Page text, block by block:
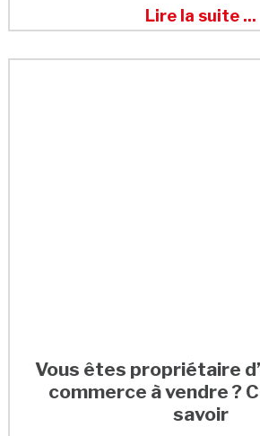
Lire la suite ...
Vous êtes propriétaire
commerce à vendre ?
savoir